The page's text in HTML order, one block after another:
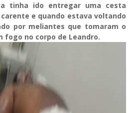
tinha ido entregar uma cesta
e quando estava voltando
por meliantes que tomaram o
fogo no corpo de Leandro.